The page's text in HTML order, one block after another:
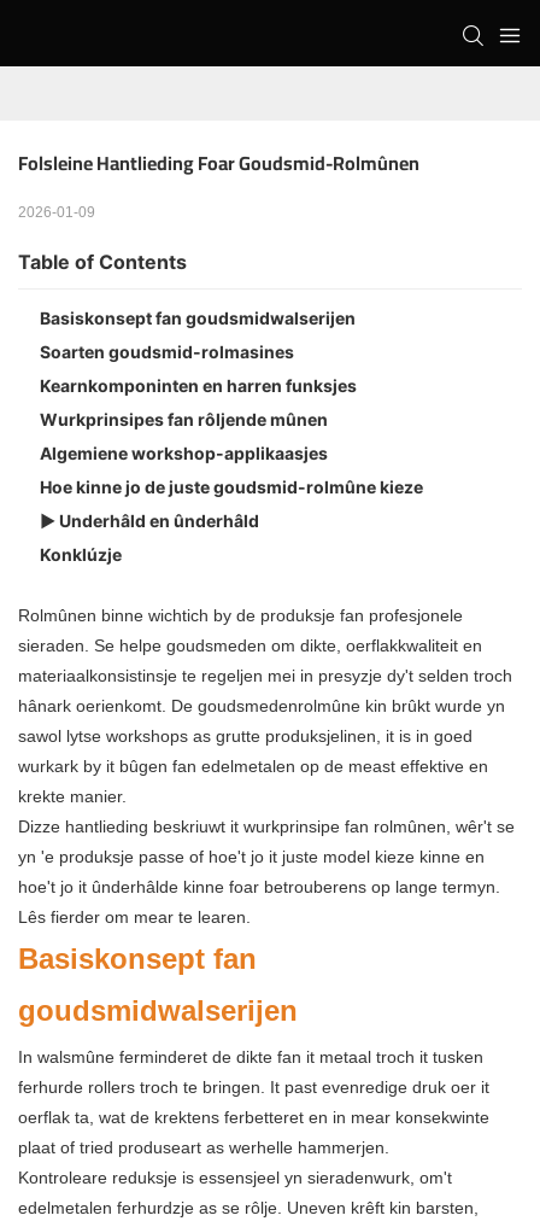
Folsleine Hantlieding Foar Goudsmid-Rolmûnen
2026-01-09
Table of Contents
Basiskonsept fan goudsmidwalserijen
Soarten goudsmid-rolmasines
Kearnkomponinten en harren funksjes
Wurkprinsipes fan rôljende mûnen
Algemiene workshop-applikaasjes
Hoe kinne jo de juste goudsmid-rolmûne kieze
▶ Underhâld en ûnderhâld
Konklúzje
Rolmûnen binne wichtich by de produksje fan profesjonele
sieraden. Se helpe goudsmeden om dikte, oerflakkwaliteit en
materiaalkonsistinsje te regeljen mei in presyzje dy't selden troch
hânark oerienkomt. De goudsmedenrolmûne kin brûkt wurde yn
sawol lytse workshops as grutte produksjelinen, it is in goed
wurkark by it bûgen fan edelmetalen op de meast effektive en
krekte manier.
Dizze hantlieding beskriuwt it wurkprinsipe fan rolmûnen, wêr't se
yn 'e produksje passe of hoe't jo it juste model kieze kinne en
hoe't jo it ûnderhâlde kinne foar betrouberens op lange termyn.
Lês fierder om mear te learen.
Basiskonsept fan
goudsmidwalserijen
In walsmûne ferminderet de dikte fan it metaal troch it tusken
ferhurde rollers troch te bringen. It past evenredige druk oer it
oerflak ta, wat de krektens ferbetteret en in mear konsekwinte
plaat of tried produseart as werhelle hammerjen.
Kontroleare reduksje is essensjeel yn sieradenwurk, om't
edelmetalen ferhurdzje as se rôlje. Uneven krêft kin barsten,